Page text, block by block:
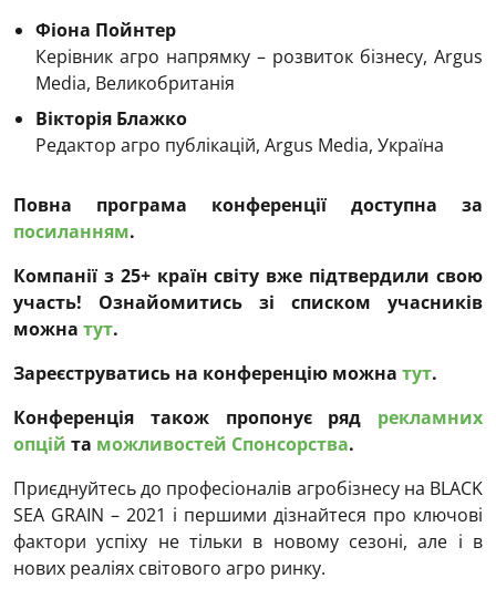
Фіона Пойнтер
Керівник агро напрямку – розвиток бізнесу, Argus
Media, Великобританія
Вікторія Блажко
Редактор агро публікацій, Argus Media, Україна
Повна програма конференції доступна за
посиланням.
Компанії з 25+ країн світу вже підтвердили свою
участь! Ознайомитись зі списком учасників
можна тут.
Зареєструватись на конференцію можна тут.
Конференція також пропонує ряд рекламних
опцій та можливостей Спонсорства.
Приєднуйтесь до професіоналів агробізнесу на BLACK
SEA GRAIN – 2021 і першими дізнайтеся про ключові
фактори успіху не тільки в новому сезоні, але і в
нових реаліях світового агро ринку.